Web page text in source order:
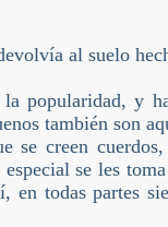
al suelo
la popularidad, y
también son
se creen
se les
en todas partes